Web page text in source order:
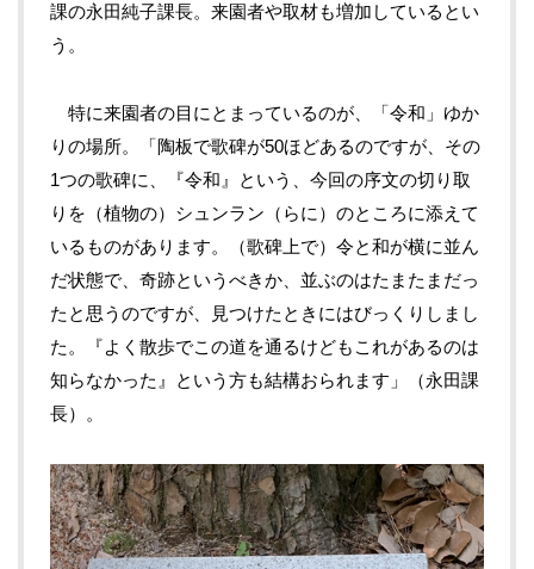
課の永田純子課長。来園者や取材も増加しているとい
う。
特に来園者の目にとまっているのが、「令和」ゆか
りの場所。「陶板で歌碑が50ほどあるのですが、その
1つの歌碑に、『令和』という、今回の序文の切り取
りを（植物の）シュンラン（らに）のところに添えて
いるものがあります。（歌碑上で）令と和が横に並ん
だ状態で、奇跡というべきか、並ぶのはたまたまだっ
たと思うのですが、見つけたときにはびっくりしまし
た。『よく散歩でこの道を通るけどもこれがあるのは
知らなかった』という方も結構おられます」（永田課
長）。